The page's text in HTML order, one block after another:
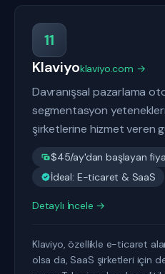
11
Klaviyoklaviyo.com →
Davranışsal pazarlama
segmentasyon
şirketlerine hizmet veren
$45/ay'dan başlayan
İdeal: E-ticaret & SaaS
Detaylı İncele →
Klaviyo, özellikle e-ticaret
olsa da, SaaS şirketleri için